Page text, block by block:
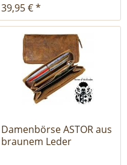
39,95 € *
Damenbörse ASTOR aus
braunem Leder